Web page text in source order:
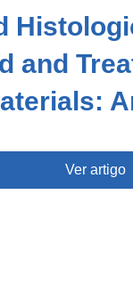
and
Ver artigo